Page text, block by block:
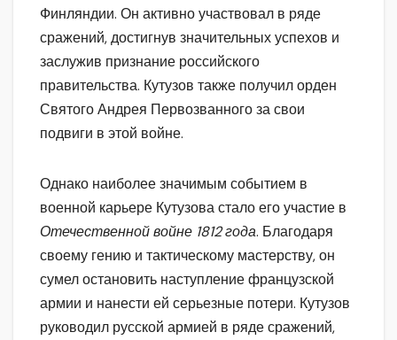
Финляндии. Он активно участвовал в ряде
сражений, достигнув значительных успехов и
заслужив признание российского
правительства. Кутузов также получил орден
Святого Андрея Первозванного за свои
подвиги в этой войне.
Однако наиболее значимым событием в
военной карьере Кутузова стало его участие в
Отечественной войне 1812 года. Благодаря
своему гению и тактическому мастерству, он
сумел остановить наступление французской
армии и нанести ей серьезные потери. Кутузов
руководил русской армией в ряде сражений,